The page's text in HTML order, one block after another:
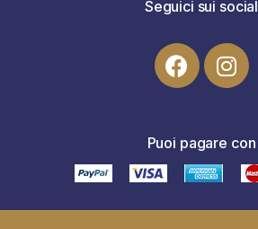
Seguici sui social
Puoi pagare con